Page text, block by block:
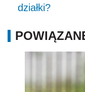
działki?